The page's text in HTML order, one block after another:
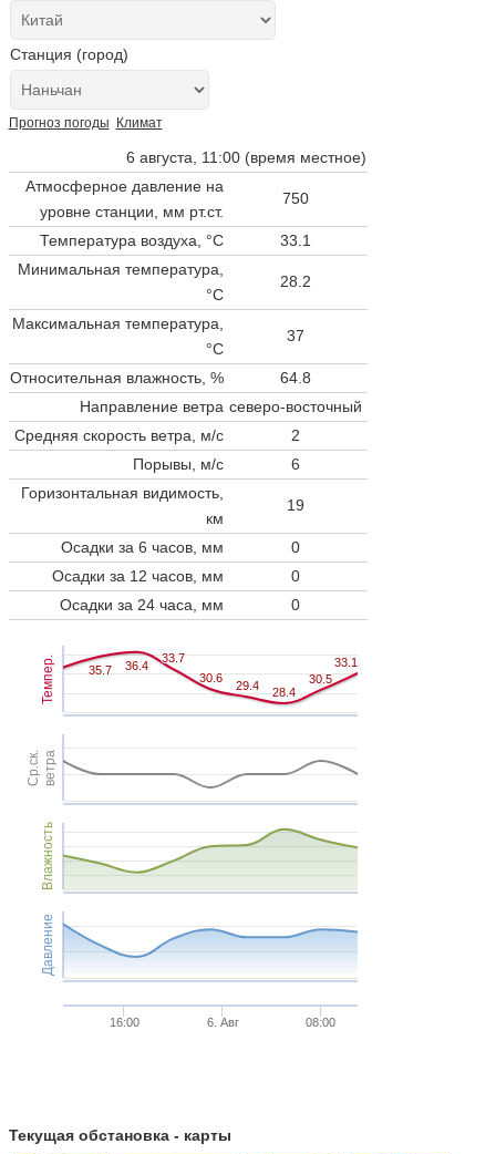
Станция (город)
Прогноз погоды Климат
6 августа, 11:00 (время местное)
Атмосферное давление на
уровне станции, мм рт.ст.
750
Температура воздуха, °C
33.1
Минимальная температура,
°C
28.2
Максимальная температура,
°C
37
Относительная влажность, %
64.8
Направление ветра северо-восточный
Средняя скорость ветра, м/с
2
Порывы, м/с
6
Горизонтальная видимость,
км
19
Осадки за 6 часов, мм
0
Осадки за 12 часов, мм
0
Осадки за 24 часа, мм
0
Темпер.
Ср.ск.ветра
Влажность
Давление
35.7
35.7 36.4
36.4
33.7
33.7
30.6
30.6
29.4
29.4 28.4
28.4
30.5
30.5
33.1
33.1
16:00 6. Авг 08:00
Текущая обстановка - карты